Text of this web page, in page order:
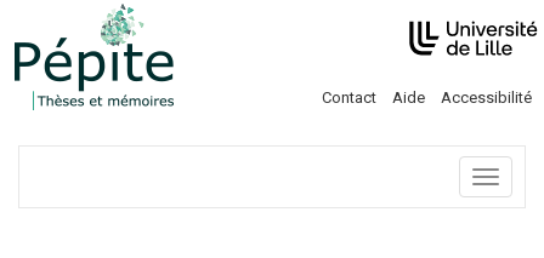
Contact Aide Accessibilité
Menu